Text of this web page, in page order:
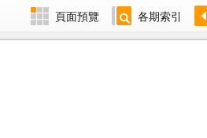
頁面預覽 各期索引